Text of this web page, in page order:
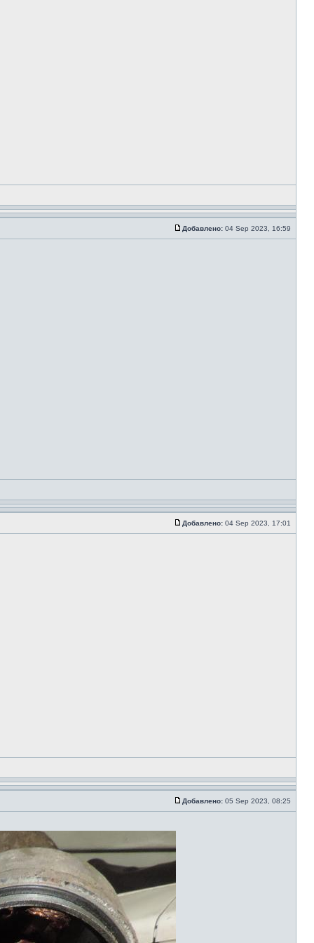
Добавлено: 04 Sep 2023, 16:59
Добавлено: 04 Sep 2023, 17:01
Добавлено: 05 Sep 2023, 08:25